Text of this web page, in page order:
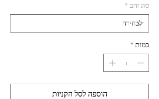
סוג זהב *
כמות *
הוספה לסל הקניות